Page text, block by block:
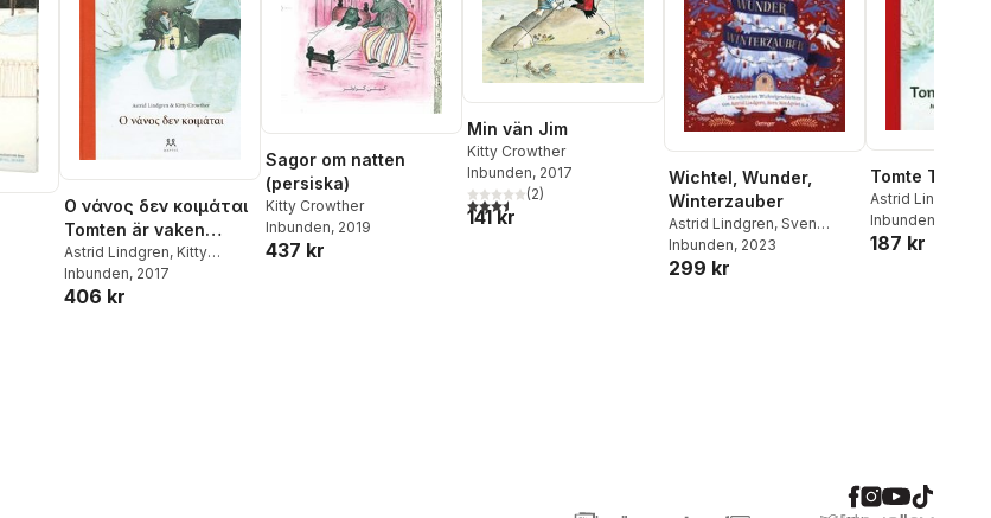
Ο νάνος δεν κοιμάται
Tomten är vaken
(Grekiska)
Astrid Lindgren, Kitty
Crowther
Inbunden, 2017
406 kr
Sagor om natten
(persiska)
Kitty Crowther
Inbunden, 2019
437 kr
Min vän Jim
Kitty Crowther
Inbunden, 2017
3,5utav 5 stjärnor. Totalt antal röster:
(2)
141 kr
Wichtel, Wunder,
Winterzauber
Astrid Lindgren, Sven
Nordqvist ,Susanne Lütje
Betina Gotzen-Beek
Inbunden, 2023
299 kr
Tomte
Astrid Lindgren
Inbunden
187 kr